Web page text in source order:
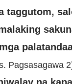
taggutom,
Pagsasagawa